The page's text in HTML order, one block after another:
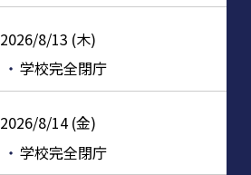
2026/8/13 (木)
学校完全閉庁
2026/8/14 (金)
学校完全閉庁